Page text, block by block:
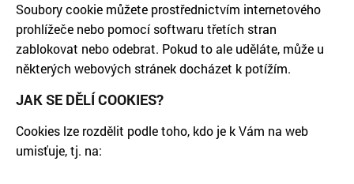
Soubory cookie můžete prostřednictvím internetového
prohlížeče nebo pomocí softwaru třetích stran
zablokovat nebo odebrat. Pokud to ale uděláte, může u
některých webových stránek docházet k potížím.
JAK SE DĚLÍ COOKIES?
Cookies lze rozdělit podle toho, kdo je k Vám na web
umisťuje, tj. na: